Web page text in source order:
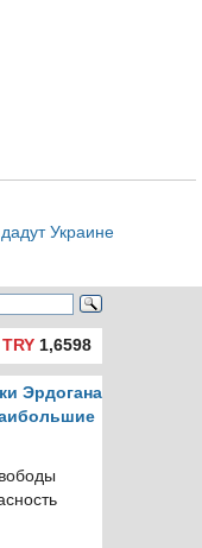
Украине
TRY1,6598
Эрдогана